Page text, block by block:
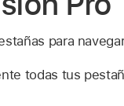
para
todas tus